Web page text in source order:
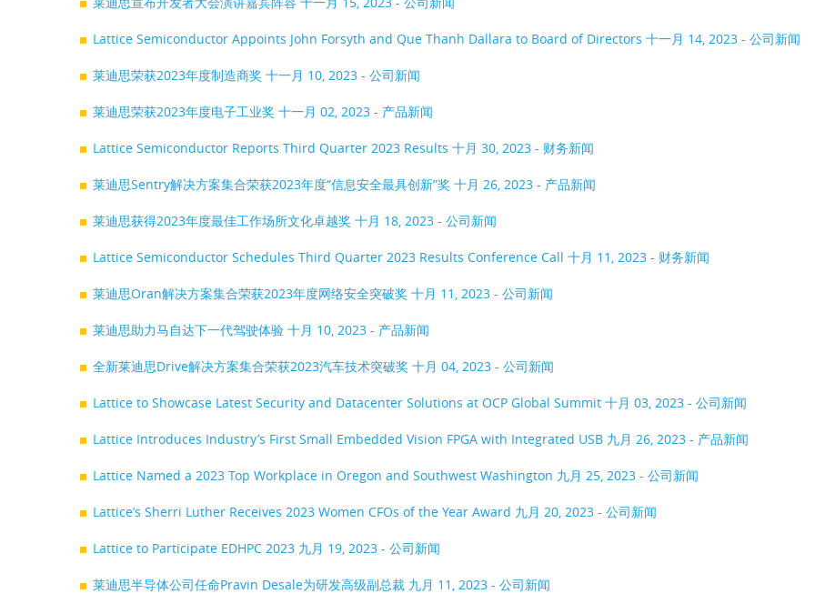
Lattice Semiconductor Appoints John Forsyth and Que Thanh Dallara to Board of Directors 十一月 14, 2023 - 公司新闻
莱迪思荣获2023年度制造商奖 十一月 10, 2023 - 公司新闻
莱迪思荣获2023年度电子工业奖 十一月 02, 2023 - 产品新闻
Lattice Semiconductor Reports Third Quarter 2023 Results 十月 30, 2023 - 财务新闻
莱迪思Sentry解决方案集合荣获2023年度“信息安全最具创新”奖 十月 26, 2023 - 产品新闻
莱迪思获得2023年度最佳工作场所文化卓越奖 十月 18, 2023 - 公司新闻
Lattice Semiconductor Schedules Third Quarter 2023 Results Conference Call 十月 11, 2023 - 财务新闻
莱迪思Oran解决方案集合荣获2023年度网络安全突破奖 十月 11, 2023 - 公司新闻
莱迪思助力马自达下一代驾驶体验 十月 10, 2023 - 产品新闻
全新莱迪思Drive解决方案集合荣获2023汽车技术突破奖 十月 04, 2023 - 公司新闻
Lattice to Showcase Latest Security and Datacenter Solutions at OCP Global Summit 十月 03, 2023 - 公司新闻
Lattice Introduces Industry’s First Small Embedded Vision FPGA with Integrated USB 九月 26, 2023 - 产品新闻
Lattice Named a 2023 Top Workplace in Oregon and Southwest Washington 九月 25, 2023 - 公司新闻
Lattice’s Sherri Luther Receives 2023 Women CFOs of the Year Award 九月 20, 2023 - 公司新闻
Lattice to Participate EDHPC 2023 九月 19, 2023 - 公司新闻
莱迪思半导体公司任命Pravin Desale为研发高级副总裁 九月 11, 2023 - 公司新闻